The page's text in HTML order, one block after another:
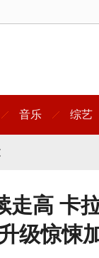
音乐 综艺
走高 卡
级惊悚